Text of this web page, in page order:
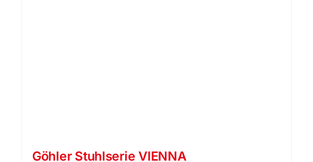
Göhler Stuhlserie VIENNA